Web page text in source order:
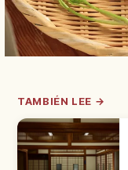
TAMBIÉN LEE →